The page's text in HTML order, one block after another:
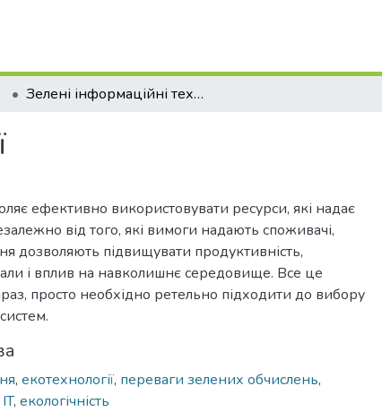
Зелені інформаційні технології
ефективно використовувати ресурси, які надає
від того, які вимоги надають споживачі,
дозволяють підвищувати продуктивність,
і вплив на навколишнє середовище. Все це
просто необхідно ретельно підходити до вибору
, екотехнології, переваги зелених обчислень,
, екологічність